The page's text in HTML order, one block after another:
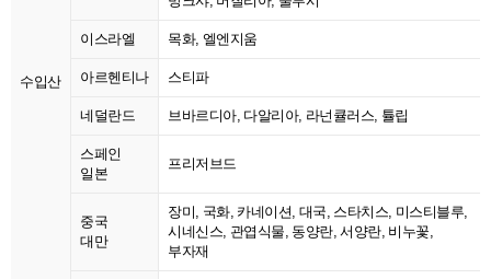
수입산
이스라엘 목화, 엘엔지움
아르헨티나 스티파
네덜란드 브바르디아, 다알리아, 라넌큘러스, 튤립
스페인
일본
프리저브드
중국
대만
장미, 국화, 카네이션, 대국, 스타치스, 미스티블루,
시네신스, 관엽식물, 동양란, 서양란, 비누꽃,
부자재